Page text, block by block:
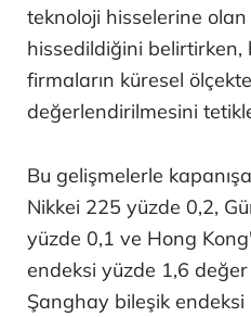
teknoloji hisselerine
hissedildiğini belirtirken,
firmaların küresel
değerlendirilmesini
Bu gelişmelerle
Nikkei 225 yüzde 0,2,
yüzde 0,1 ve Hong
endeksi yüzde 1,6
Şanghay bileşik